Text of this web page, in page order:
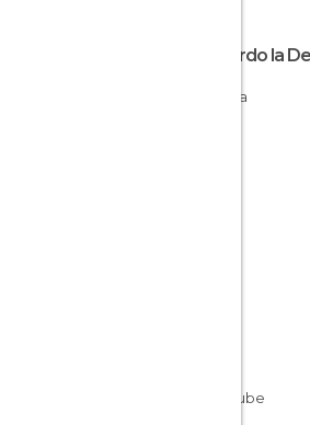
Riguardo la
Arizona